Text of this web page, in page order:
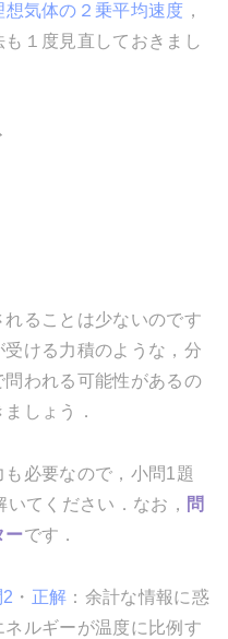
想気体の２乗平均速度 ，
１度見直しておきまし
ることは少ないのです
ける力積のような，分
われる可能性があるの
しょう．
必要なので，小問1題
てください．なお， 問
ーです．
・ 正解 ：余計な情報に惑
ルギーが温度に比例す